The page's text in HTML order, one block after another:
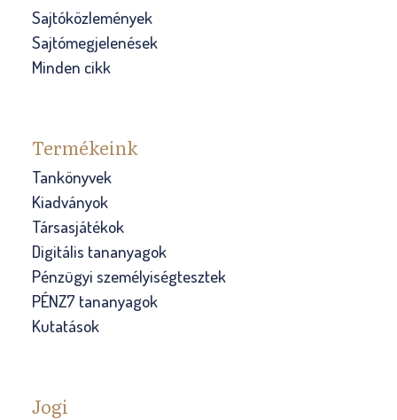
Sajtóközlemények
Sajtómegjelenések
Minden cikk
Termékeink
Tankönyvek
Kiadványok
Társasjátékok
Digitális tananyagok
Pénzügyi személyiségtesztek
PÉNZ7 tananyagok
Kutatások
Jogi